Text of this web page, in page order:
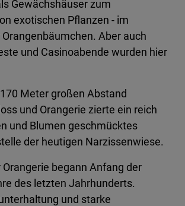
Gewächshäuser zum
exotischen Pflanzen - im
Aber auch
und Casinoabende wurden hier
Meter großen Abstand
und Orangerie zierte ein reich
und Blumen geschmücktes
der heutigen Narzissenwiese.
Orangerie begann Anfang der
des letzten Jahrhunderts.
und starke